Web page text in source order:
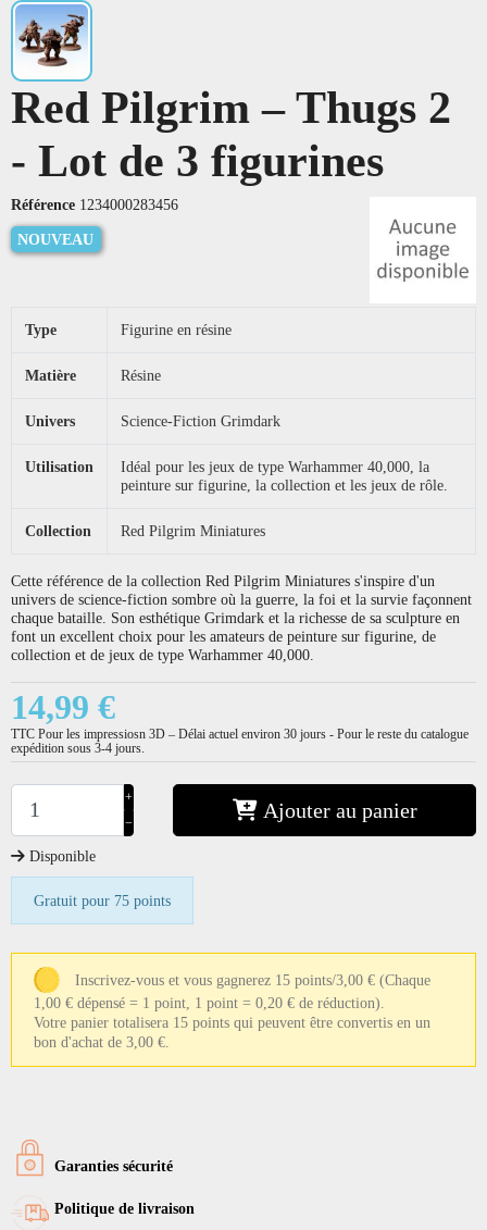
Red Pilgrim – Thugs 2
- Lot de 3 figurines
Référence 1234000283456
NOUVEAU
Type Figurine en résine
Matière Résine
Univers Science-Fiction Grimdark
Utilisation
Idéal pour les jeux de type Warhammer 40,000, la
peinture sur figurine, la collection et les jeux de rôle.
Collection Red Pilgrim Miniatures
Cette référence de la collection Red Pilgrim Miniatures s'inspire d'un
univers de science-fiction sombre où la guerre, la foi et la survie façonnent
chaque bataille. Son esthétique Grimdark et la richesse de sa sculpture en
font un excellent choix pour les amateurs de peinture sur figurine, de
collection et de jeux de type Warhammer 40,000.
14,99 €
TTC Pour les impressiosn 3D – Délai actuel environ 30 jours - Pour le reste du catalogue
expédition sous 3-4 jours.
+
−
Ajouter au panier
Disponible
Gratuit pour 75 points
Inscrivez-vous et vous gagnerez 15 points/3,00 € (Chaque
1,00 € dépensé = 1 point, 1 point = 0,20 € de réduction).
Votre panier totalisera 15 points qui peuvent être convertis en un
bon d'achat de 3,00 €.
Garanties sécurité
Politique de livraison